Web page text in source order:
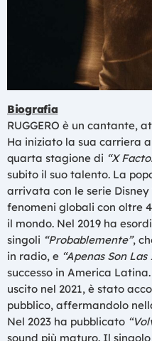
Biografia
RUGGERO è un cantante,
Ha iniziato la sua carriera
quarta stagione di “X
subito il suo talento. La
arrivata con le serie Disney
fenomeni globali con oltre
il mondo. Nel 2019 ha
singoli “Probablemente”,
in radio, e “Apenas Son Las
successo in America
uscito nel 2021, è stato
pubblico, affermandolo
Nel 2023 ha pubblicato
sound più maturo. Il singolo